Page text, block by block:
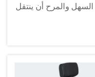
والمرح أن ينتقل
أما بالنسبة
في مجال الحركة، فإن
الحرية للتنقُّل...